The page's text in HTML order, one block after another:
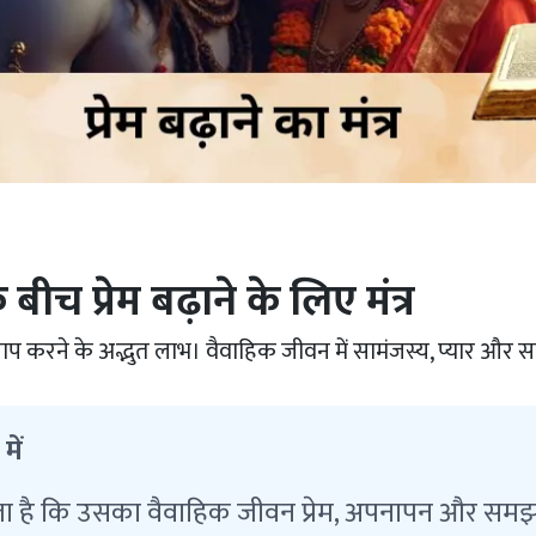
बीच प्रेम बढ़ाने के लिए मंत्र
करने के अद्भुत लाभ। वैवाहिक जीवन में सामंजस्य, प्यार और
में
है कि उसका वैवाहिक जीवन प्रेम, अपनापन और